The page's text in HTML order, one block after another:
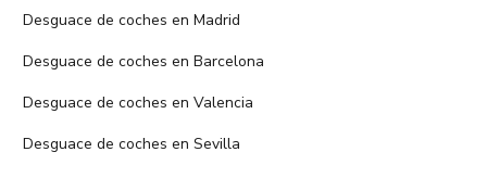
Desguace de coches en Madrid
Desguace de coches en Barcelona
Desguace de coches en Valencia
Desguace de coches en Sevilla